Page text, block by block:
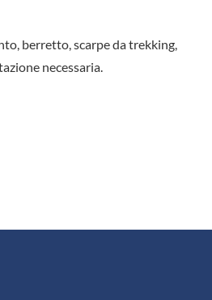
berretto, scarpe da trekking,
necessaria.